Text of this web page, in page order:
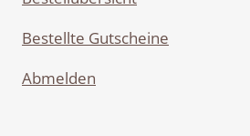
Bestellte Gutscheine
Abmelden